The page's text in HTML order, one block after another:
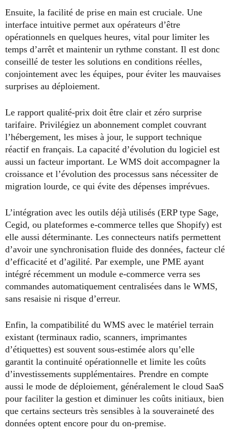
Ensuite, la facilité de prise en main est cruciale. Une
interface intuitive permet aux opérateurs d’être
opérationnels en quelques heures, vital pour limiter les
temps d’arrêt et maintenir un rythme constant. Il est donc
conseillé de tester les solutions en conditions réelles,
conjointement avec les équipes, pour éviter les mauvaises
surprises au déploiement.
Le rapport qualité-prix doit être clair et zéro surprise
tarifaire. Privilégiez un abonnement complet couvrant
l’hébergement, les mises à jour, le support technique
réactif en français. La capacité d’évolution du logiciel est
aussi un facteur important. Le WMS doit accompagner la
croissance et l’évolution des processus sans nécessiter de
migration lourde, ce qui évite des dépenses imprévues.
L’intégration avec les outils déjà utilisés (ERP type Sage,
Cegid, ou plateformes e-commerce telles que Shopify) est
elle aussi déterminante. Les connecteurs natifs permettent
d’avoir une synchronisation fluide des données, facteur clé
d’efficacité et d’agilité. Par exemple, une PME ayant
intégré récemment un module e-commerce verra ses
commandes automatiquement centralisées dans le WMS,
sans resaisie ni risque d’erreur.
Enfin, la compatibilité du WMS avec le matériel terrain
existant (terminaux radio, scanners, imprimantes
d’étiquettes) est souvent sous-estimée alors qu’elle
garantit la continuité opérationnelle et limite les coûts
d’investissements supplémentaires. Prendre en compte
aussi le mode de déploiement, généralement le cloud SaaS
pour faciliter la gestion et diminuer les coûts initiaux, bien
que certains secteurs très sensibles à la souveraineté des
données optent encore pour du on-premise.